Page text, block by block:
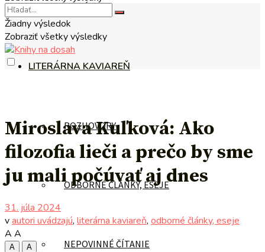
NA TÉMU
LITERÁRNA KAVIAREŇ
ROZHOVORY
ODBORNÉ ČLÁNKY, ESEJE
NEPOVINNÉ ČÍTANIE
Žiadny výsledok
Zobraziť všetky výsledky
Miroslava Kuľková: Ako
filozofia lieči a prečo by sme
ju mali počúvať aj dnes
31. júla 2024
vautori uvádzajú, literárna kaviareň, odborné články, eseje
A A
A
A